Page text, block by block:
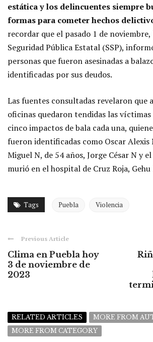
estática y los delincuentes siempre
formas para cometer hechos
recordar que el pasado 1 de
Seguridad Pública Estatal (SSP),
personas que fueron asesinadas a
identificadas por sus deudos.
Las fuentes consultadas revelaron que
oficinas quedaron tendidas las
cinco impactos de bala cada una,
fueron identificadas como Oscar Alexis
Miguel N, de 54 años, Jorge César N y
murió en el hospital de Cruz Roja, Gehu
Tags Puebla Violencia
Previous Article
Clima en Puebla hoy
3 de noviembre de
2023
RELATED ARTICLES
MORE FROM
MORE FROM CATEGORY